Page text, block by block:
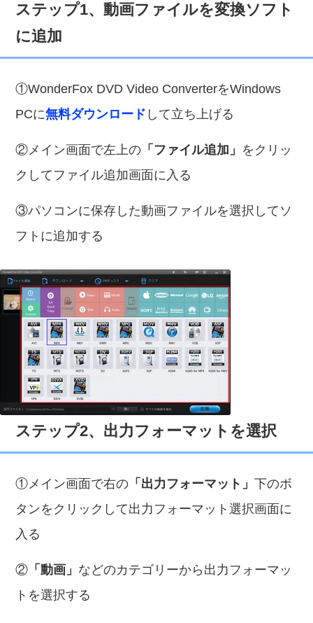
ステップ1、動画ファイルを変換ソフト
に追加
①WonderFox DVD Video ConverterをWindows
PCに無料ダウンロード して立ち上げる
②メイン画面で左上の 「ファイル追加」 をクリッ
クしてファイル追加画面に入る
③パソコンに保存した動画ファイルを選択してソ
フトに追加する
ステップ2、出力フォーマットを選択
①メイン画面で右の 「出力フォーマット」下のボ
タンをクリックして出力フォーマット選択画面に
入る
② 「動画」 などのカテゴリーから出力フォーマッ
トを選択する